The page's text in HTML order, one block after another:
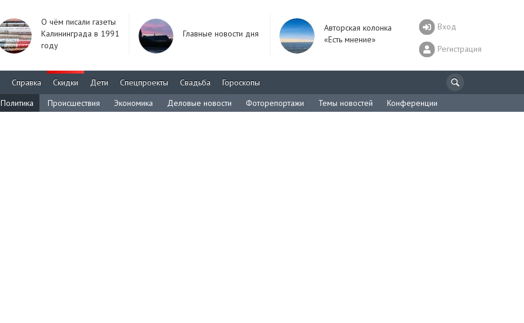
О чём писали газеты
Калининграда в 1991
году
Главные новости дня
Авторская колонка
«Есть мнение»
Вход
Регистрация
Справка Скидки Дети Спецпроекты Свадьба
Гороскопы
Политика Происшествия Экономика Деловые новости Фоторепортажи Темы новостей Конференции